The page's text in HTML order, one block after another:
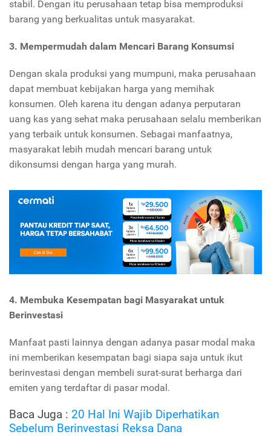
stabil. Dengan itu perusahaan tetap bisa memproduksi
barang yang berkualitas untuk masyarakat.
3. Mempermudah dalam Mencari Barang Konsumsi
Dengan skala produksi yang mumpuni, maka perusahaan
dapat membuat kebijakan harga yang memihak
konsumen. Oleh karena itu dengan adanya perputaran
uang kas yang sehat maka perusahaan selalu memberikan
yang terbaik untuk konsumen. Sebagai manfaatnya,
masyarakat lebih mudah mencari barang untuk
dikonsumsi dengan harga yang murah.
4. Membuka Kesempatan bagi Masyarakat untuk
Berinvestasi
Manfaat pasti lainnya dengan adanya pasar modal maka
ini memberikan kesempatan bagi siapa saja untuk ikut
berinvestasi dengan membeli surat-surat berharga dari
emiten yang terdaftar di pasar modal.
Baca Juga : 20 Hal Ini Wajib Diperhatikan
Sebelum Berinvestasi Reksa Dana